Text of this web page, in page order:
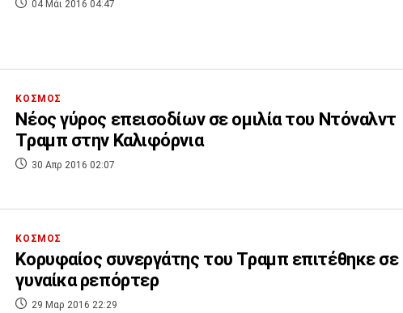
04 Μάι 2016 04:47
ΚΟΣΜΟΣ
Νέος γύρος επεισοδίων σε ομιλία του Ντόναλντ
Τραμπ στην Καλιφόρνια
30 Απρ 2016 02:07
ΚΟΣΜΟΣ
Κορυφαίος συνεργάτης του Τραμπ επιτέθηκε σε
γυναίκα ρεπόρτερ
29 Μαρ 2016 22:29